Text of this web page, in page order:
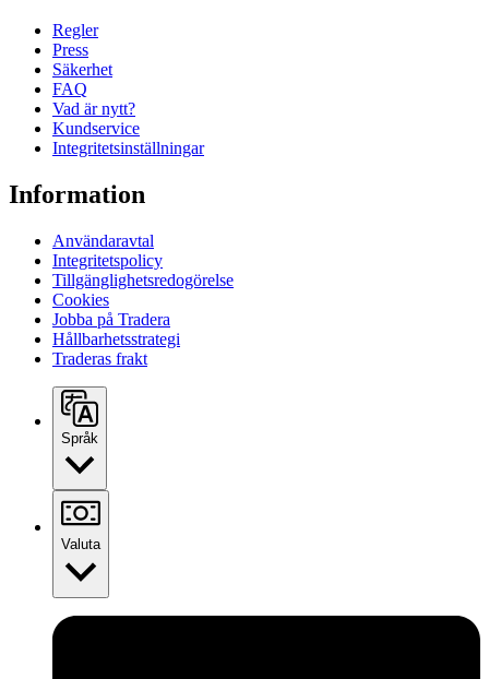
Regler
Press
Säkerhet
FAQ
Vad är nytt?
Kundservice
Integritetsinställningar
Information
Användaravtal
Integritetspolicy
Tillgänglighetsredogörelse
Cookies
Jobba på Tradera
Hållbarhetsstrategi
Traderas frakt
Språk
Valuta